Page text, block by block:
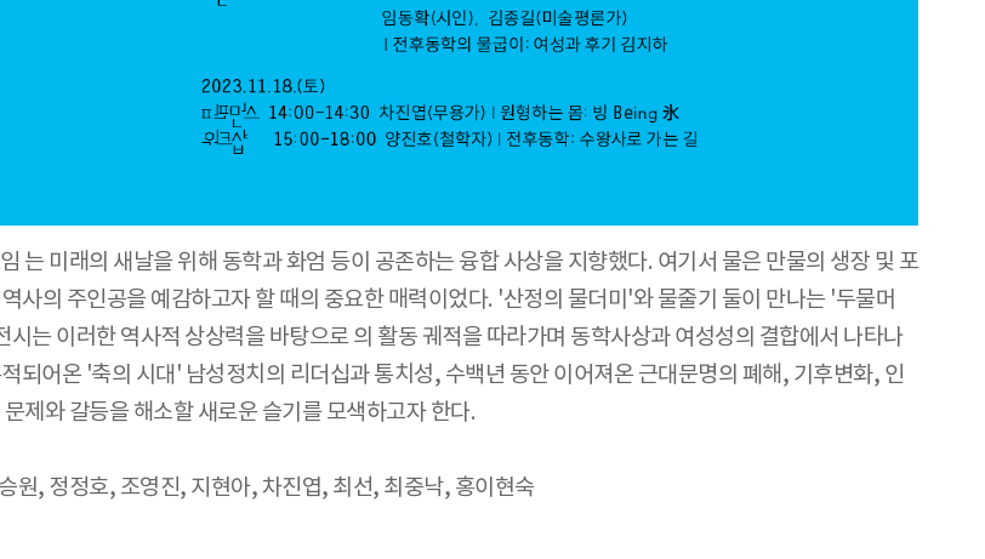
는 미래의 새날을 위해 동학과 화엄 등이 공존하는 융합 사상을 지향했다. 여기서 물은 만물의 생장 및 포
사의 주인공을 예감하고자 할 때의 중요한 매력이었다. '산정의 물더미'와 물줄기 둘이 만나는 '두물머
는 이러한 역사적 상상력을 바탕으로 의 활동 궤적을 따라가며 동학사상과 여성성의 결합에서 나타나
되어온 '축의 시대' 남성정치의 리더십과 통치성, 수백년 동안 이어져온 근대문명의 폐해, 기후변화, 인
제와 갈등을 해소할 새로운 슬기를 모색하고자 한다.
원, 정정호, 조영진, 지현아, 차진엽, 최선, 최중낙, 홍이현숙